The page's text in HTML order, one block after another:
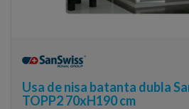
Usa de nisa batanta dubla
TOPP2 70xH190 cm